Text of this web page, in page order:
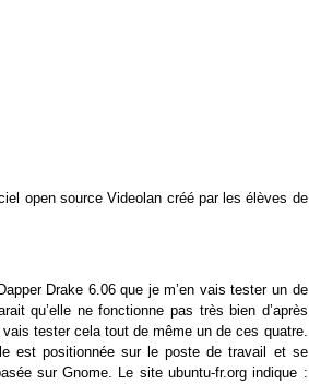
open source Videolan créé par les élèves de
Drake 6.06 que je m’en vais tester un de
qu’elle ne fonctionne pas très bien d’après
tester cela tout de même un de ces quatre.
est positionnée sur le poste de travail et se
sur Gnome. Le site ubuntu-fr.org indique :